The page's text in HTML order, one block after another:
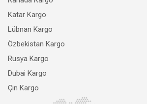
Katar Kargo
Lübnan Kargo
Özbekistan Kargo
Rusya Kargo
Dubai Kargo
Çin Kargo